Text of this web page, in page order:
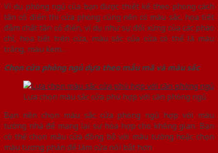
Ví dụ phòng ngủ của bạn được thiết kế theo phong cách
tân cổ điển thì cửa phòng cũng nên có màu sắc, họa tiết
đậm chất tân cổ điển, ví dụ như sự đối xứng của các phào
chỉ, họa tiết trên cửa, màu sắc của cửa có thể là màu
trắng, màu kem…
Chọn cửa phòng ngủ dựa theo mẫu mã và màu sắc
Lựa chọn màu sắc cửa phù hợp với căn phòng ngủ
Bạn nên chọn màu sắc cửa phòng ngủ hợp với màu
tường nhà để mang lại sự hòa hợp cho không gian. Bạn
có thể chọn màu cửa đồng bộ với màu tường hoặc chọn
màu tương phản để làm cửa nổi bật hơn